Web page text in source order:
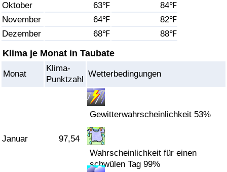
Oktober
63℉
84℉
November
64℉
82℉
Dezember
68℉ 88℉
Klima je Monat in Taubate
Monat
Klima-
Punktzahl
Wetterbedingungen
Januar 97,54
Gewitterwahrscheinlichkeit 53%
Wahrscheinlichkeit für einen
schwülen Tag 99%
Gesundheitsversorgung
Gesundheitsversorgungs-Index (aktuell)
Gesundheitsversorgungs-Index nach Land
Umweltverschmutzung
Umweltverschmutzungs-Index (aktuell)
Verschmutzungsindex